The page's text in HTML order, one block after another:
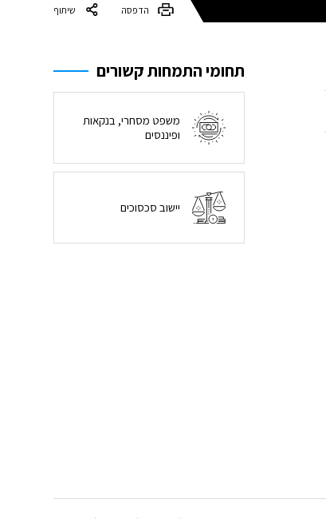
הדפסה שיתוף
תחומי התמחות קשורים
משפט מסחרי, בנקאות
ופיננסים
יישוב סכסוכים